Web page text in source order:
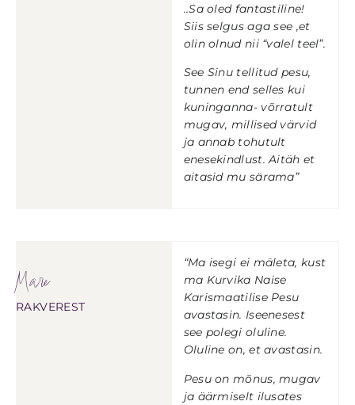
..Sa oled fantastiline!
Siis selgus aga see ,et
olin olnud nii “valel teel”.
See Sinu tellitud pesu,
tunnen end selles kui
kuninganna- võrratult
mugav, millised värvid
ja annab tohutult
enesekindlust. Aitäh et
aitasid mu särama”
Mare
RAKVEREST
“Ma isegi ei mäleta, kust
ma Kurvika Naise
Karismaatilise Pesu
avastasin. Iseenesest
see polegi oluline.
Oluline on, et avastasin.
Pesu on mõnus, mugav
ja äärmiselt ilusates